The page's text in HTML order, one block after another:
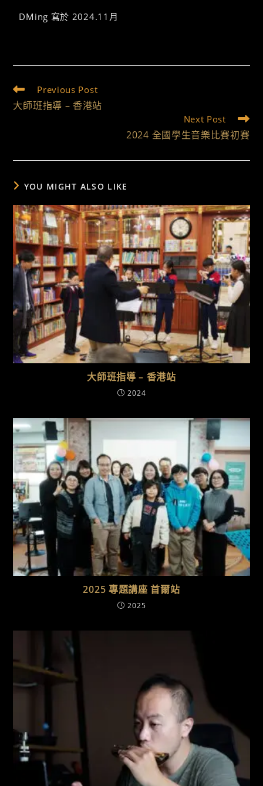
DMing 寫於 2024.11月
Previous Post
大師班指導 – 香港站
Next Post
2024 全國學生音樂比賽初賽
YOU MIGHT ALSO LIKE
大師班指導 – 香港站
2024
2025 專題講座 首爾站
2025